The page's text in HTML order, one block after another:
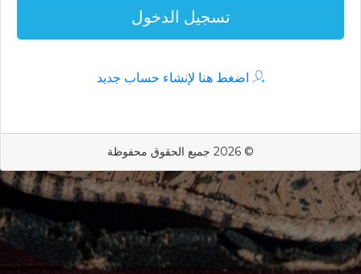
تسجيل الدخول
اضغط هنا لإنشاء حساب جديد
© 2026 جميع الحقوق محفوظة